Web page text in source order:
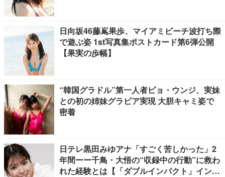
日向坂46藤嶌果歩、マイアミビーチ波打ち際
で遊ぶ姿 1st写真集ポストカード第6弾公開
【果実の歩幅】
“韓国グラドル”第一人者ピョ・ウンジ、実妹
との初の姉妹グラビア実現 大胆キャミ姿で
密着
日テレ黒田みゆアナ「すごく苦しかった」2
年間ーー千鳥・大悟の“収録中の行動”に救わ
れた経験とは【「ダブルインパクト」インタ